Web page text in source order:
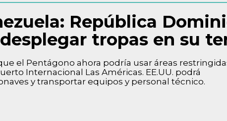
República
tropas en su
el Pentágono ahora podría usar áreas
Internacional Las Américas. EE.UU. podrá
y transportar equipos y personal técnico.